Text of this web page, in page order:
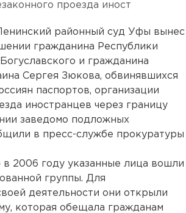
проезда иност
районный суд Уфы вынес
гражданина Республики
и гражданина
Сергея Зюкова, обвинявшихся
паспортов, организации
иностранцев через границу
заведомо подложных
в пресс-службе прокуратуры
в 2006 году указанные лица вошли
группы. Для
деятельности они открыли
которая обещала гражданам